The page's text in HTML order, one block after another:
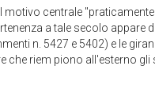
centrale
a tale secolo appare
n. 5427 e 5402) e le
riem piono all'esterno gli